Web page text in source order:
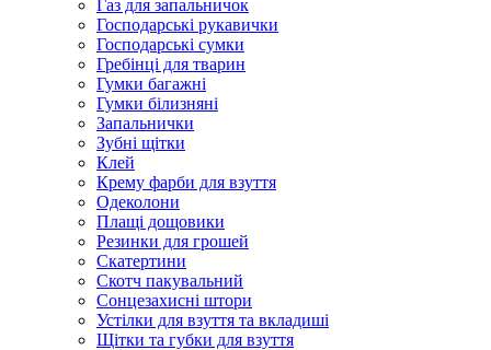
Газ для запальничок
Господарські рукавички
Господарські сумки
Гребінці для тварин
Гумки багажні
Гумки білизняні
Запальнички
Зубні щітки
Клей
Крему фарби для взуття
Одеколони
Плащі дощовики
Резинки для грошей
Скатертини
Скотч пакувальний
Сонцезахисні штори
Устілки для взуття та вкладиші
Щітки та губки для взуття